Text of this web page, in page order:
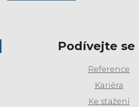
Podívejte se
Reference
Kariéra
Ke stažení